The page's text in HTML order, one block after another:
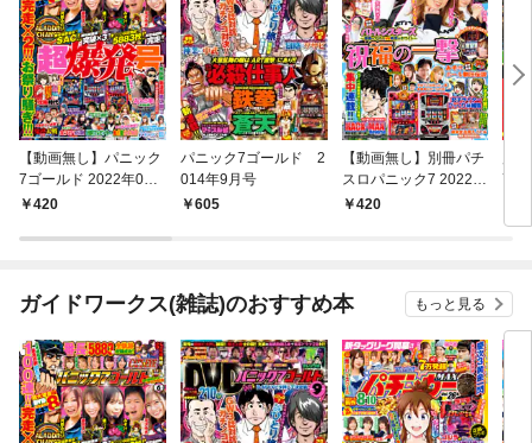
【動画無し】パニック
7ゴールド 2022年06
月号420
パニック7ゴールド 2
014年9月号
605
【動画無し】別冊パチ
スロパニック7 2022年
5月号
420
7
ガイドワークス(雑誌)のおすすめ本 もっと見る